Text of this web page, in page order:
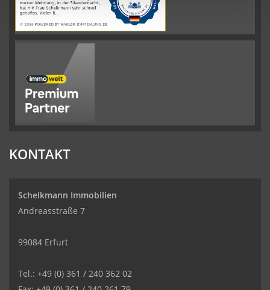
KONTAKT
Schelkmann Immobilien
Andreasstraße 7
99084 Erfurt
Tel.: +49 (0) 361 / 240 362 02